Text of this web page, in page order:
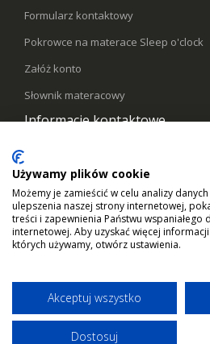
Formularz kontaktowy
Pokrowce na materace Sleep o'clock
Załóż konto
Słownik materacowy
Informacje kontaktowe
Email:kontakt@sleepoclock.pl
Godziny pracy:Pn - Pt / 10:00 - 17:00
Używamy plików cookie
Możemy je zamieścić w celu analizy
ulepszenia naszej strony internetowej,
treści i zapewnienia Państwu wspaniałego
internetowej. Aby uzyskać więcej
których używamy, otwórz ustawienia.
Akceptuj wszystko
Dostosuj